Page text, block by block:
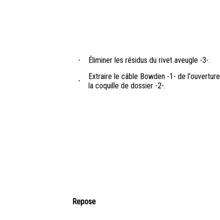
- Éliminer les résidus du rivet aveugle -3-.
-
Extraire le câble Bowden -1- de
la coquille de dossier -2-.
Repose